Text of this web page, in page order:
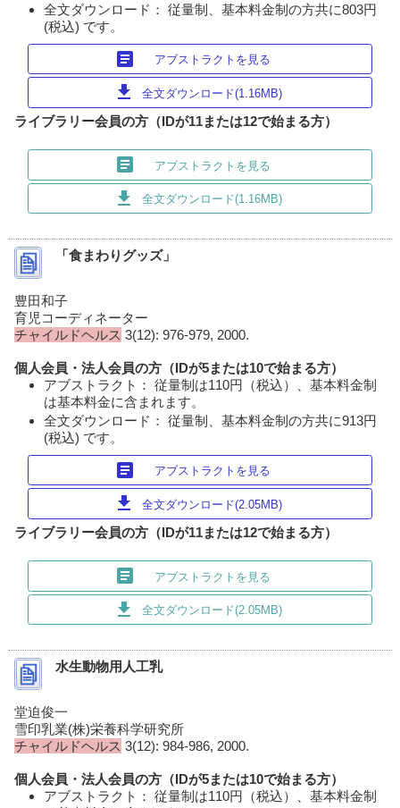
全文ダウンロード： 従量制、基本料金制の方共に803円
(税込) です。
article アブストラクトを見る
download 全文ダウンロード(1.16MB)
ライブラリー会員の方（IDが11または12で始まる方）
article アブストラクトを見る
download 全文ダウンロード(1.16MB)
「食まわりグッズ」
豊田和子
育児コーディネーター
チャイルドヘルス 3(12): 976-979, 2000.
個人会員・法人会員の方（IDが5または10で始まる方）
アブストラクト： 従量制は110円（税込）、基本料金制
は基本料金に含まれます。
全文ダウンロード： 従量制、基本料金制の方共に913円
(税込) です。
article アブストラクトを見る
download 全文ダウンロード(2.05MB)
ライブラリー会員の方（IDが11または12で始まる方）
article アブストラクトを見る
download 全文ダウンロード(2.05MB)
水生動物用人工乳
堂迫俊一
雪印乳業(株)栄養科学研究所
チャイルドヘルス 3(12): 984-986, 2000.
個人会員・法人会員の方（IDが5または10で始まる方）
アブストラクト： 従量制は110円（税込）、基本料金制